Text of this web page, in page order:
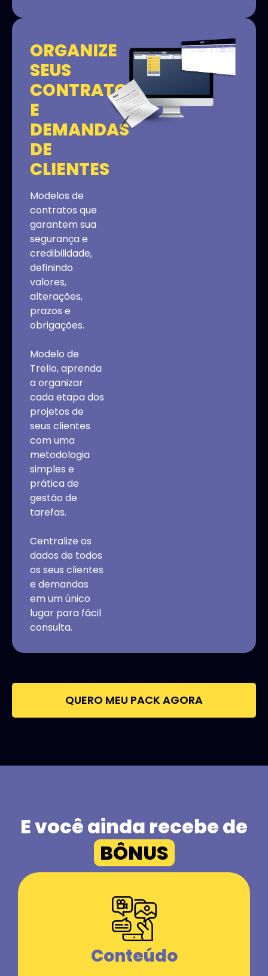
ORGANIZE
SEUS
CONTRATOS
E
DEMANDAS
DE
CLIENTES
Modelos de
contratos que
garantem sua
segurança e
credibilidade,
definindo
valores,
alterações,
prazos e
obrigações.
Modelo de
Trello, aprenda
a organizar
cada etapa dos
projetos de
seus clientes
com uma
metodologia
simples e
prática de
gestão de
tarefas.
Centralize os
dados de todos
os seus clientes
e demandas
em um único
lugar para fácil
consulta.
QUERO MEU PACK AGORA
E você ainda recebe de
BÔNUS
Conteúdo